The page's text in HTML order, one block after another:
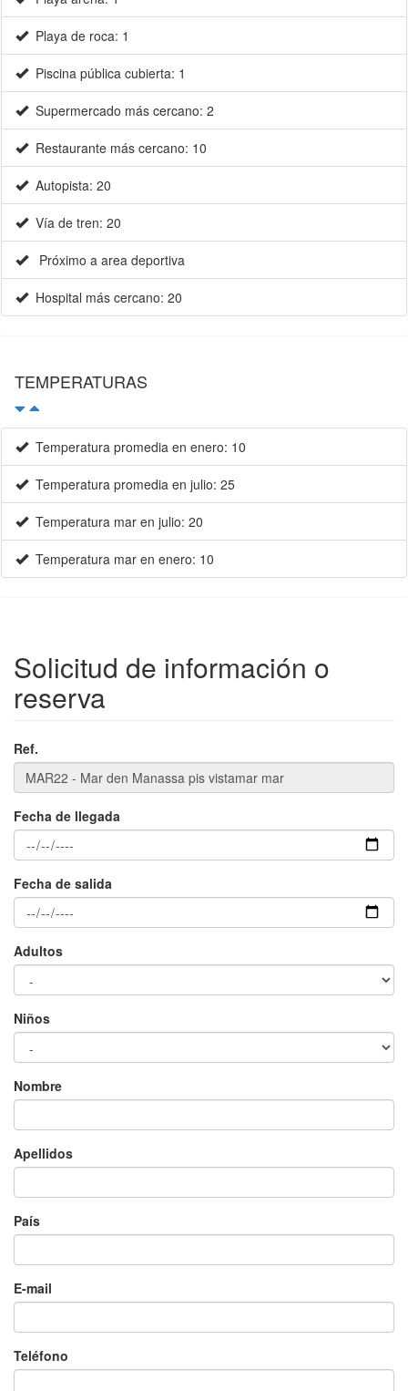
Playa de roca: 1
Piscina pública cubierta: 1
Supermercado más cercano: 2
Restaurante más cercano: 10
Autopista: 20
Vía de tren: 20
Próximo a area deportiva
Hospital más cercano: 20
TEMPERATURAS
Temperatura promedia en enero: 10
Temperatura promedia en julio: 25
Temperatura mar en julio: 20
Temperatura mar en enero: 10
Solicitud de información o
reserva
Ref.
Fecha de llegada
Fecha de salida
Adultos
Niños
Nombre
Apellidos
País
E-mail
Teléfono
×